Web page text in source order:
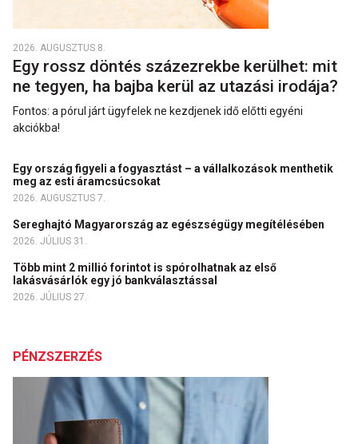
2026. AUGUSZTUS 8.
Egy rossz döntés százezrekbe kerülhet: mit
ne tegyen, ha bajba kerül az utazási irodája?
Fontos: a pórul járt ügyfelek ne kezdjenek idő előtti egyéni
akciókba!
Egy ország figyeli a fogyasztást – a vállalkozások menthetik
meg az esti áramcsúcsokat
2026. AUGUSZTUS 7.
Sereghajtó Magyarország az egészségügy megítélésében
2026. JÚLIUS 31.
Több mint 2 millió forintot is spórolhatnak az első
lakásvásárlók egy jó bankválasztással
2026. JÚLIUS 27.
PÉNZSZERZÉS